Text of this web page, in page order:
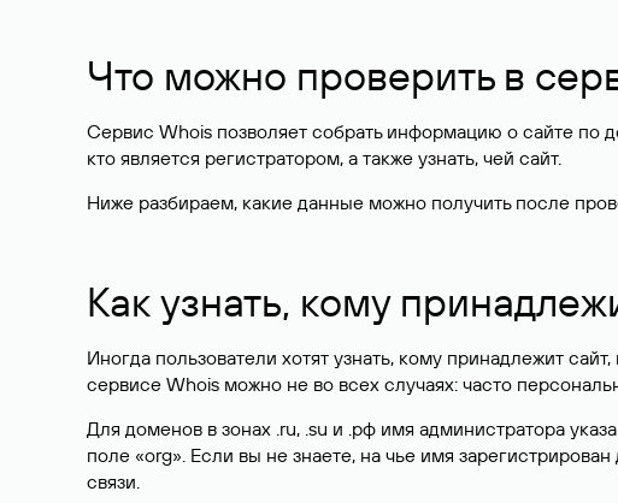
Что можно проверить в
Сервис Whois позволяет собрать информацию о сайте по
кто является регистратором, а также узнать, чей сайт.
Ниже разбираем, какие данные можно получить после
Как узнать, кому
Иногда пользователи хотят узнать, кому принадлежит
сервисе Whois можно не во всех случаях: часто
Для доменов в зонах .ru, .su и .рф имя администратора
поле «org». Если вы не знаете, на чье имя
связи.